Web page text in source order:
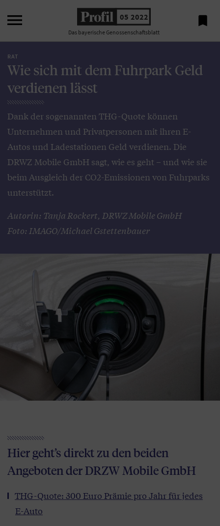
 05 2022
Das bayerische Genossenschaftsblatt

RAT
Wie sich mit dem Fuhrpark Geld
verdienen lässt
Dank der sogenannten THG-Quote können
Unternehmen und Privatpersonen mit ihren E-
Autos und Ladestationen Geld verdienen. Die
DRWZ Mobile GmbH sagt, wie es geht – und wie sie
beim Ausgleich der CO2-Emissionen von Fuhrparks
unterstützt.
Autorin: Tanja Rockert, DRWZ Mobile GmbH
Foto: IMAGO/Michael Gstettenbauer
Hier geht’s direkt zu den beiden
Angeboten der DRZW Mobile GmbH
THG-Quote: 300 Euro Prämie pro Jahr für jedes
E-Auto